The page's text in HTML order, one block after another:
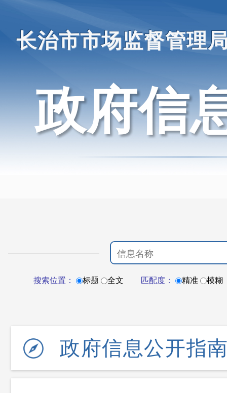
长治市市场监督管理
政府信
搜索位置： 标题 全文 匹配度： 精准 模糊
政府信息公开指